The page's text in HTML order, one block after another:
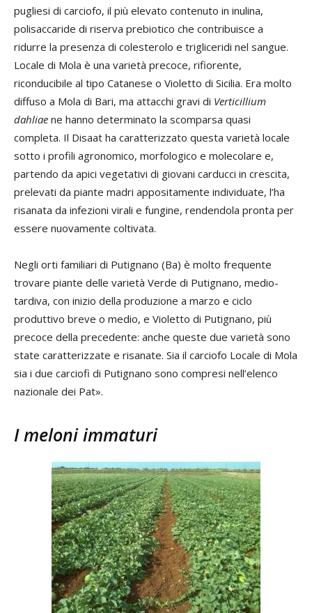
pugliesi di carciofo, il più elevato contenuto in inulina,
polisaccaride di riserva prebiotico che contribuisce a
ridurre la presenza di colesterolo e trigliceridi nel sangue.
Locale di Mola è una varietà precoce, rifiorente,
riconducibile al tipo Catanese o Violetto di Sicilia. Era molto
diffuso a Mola di Bari, ma attacchi gravi di Verticillium
dahliae ne hanno determinato la scomparsa quasi
completa. Il Disaat ha caratterizzato questa varietà locale
sotto i profili agronomico, morfologico e molecolare e,
partendo da apici vegetativi di giovani carducci in crescita,
prelevati da piante madri appositamente individuate, l’ha
risanata da infezioni virali e fungine, rendendola pronta per
essere nuovamente coltivata.
Negli orti familiari di Putignano (Ba) è molto frequente
trovare piante delle varietà Verde di Putignano, medio-
tardiva, con inizio della produzione a marzo e ciclo
produttivo breve o medio, e Violetto di Putignano, più
precoce della precedente: anche queste due varietà sono
state caratterizzate e risanate. Sia il carciofo Locale di Mola
sia i due carciofi di Putignano sono compresi nell’elenco
nazionale dei Pat».
I meloni immaturi